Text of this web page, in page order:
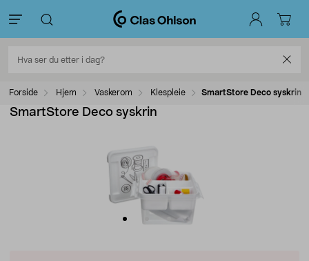
Forside Hjem Vaskerom Klespleie SmartStore Deco syskrin
SmartStore Deco syskrin